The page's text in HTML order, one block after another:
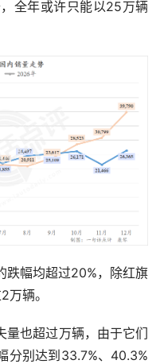
全年或许只能以25万辆
跌幅均超过20%，除红旗
辆。
量也超过万辆，由于它们
分别达到33.7%、40.3%